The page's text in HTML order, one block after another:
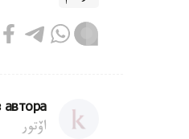
автора
اۆتور